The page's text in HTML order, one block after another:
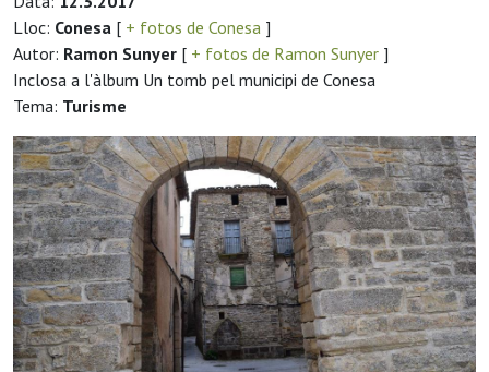
Lloc: Conesa [ + fotos de Conesa ]
Autor: Ramon Sunyer [ + fotos de Ramon Sunyer ]
Inclosa a l'àlbum Un tomb pel municipi de Conesa
Tema: Turisme